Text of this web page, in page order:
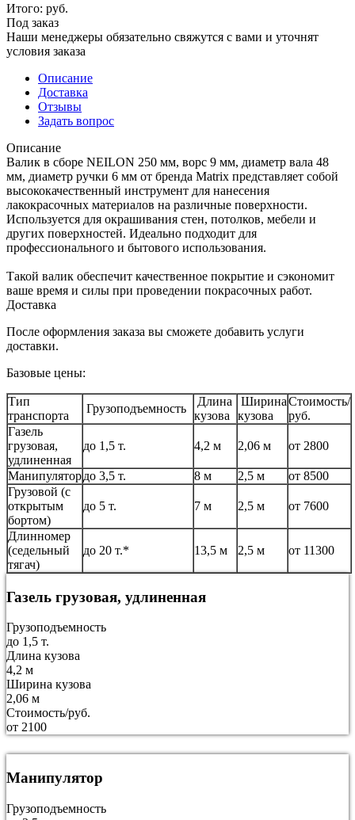
Итого: руб.
Под заказ
Наши менеджеры обязательно свяжутся с вами и уточнят
условия заказа
Описание
Доставка
Отзывы
Задать вопрос
Описание
Валик в сборе NEILON 250 мм, ворс 9 мм, диаметр вала 48
мм, диаметр ручки 6 мм от бренда Matrix представляет собой
высококачественный инструмент для нанесения
лакокрасочных материалов на различные поверхности.
Используется для окрашивания стен, потолков, мебели и
других поверхностей. Идеально подходит для
профессионального и бытового использования.
Такой валик обеспечит качественное покрытие и сэкономит
ваше время и силы при проведении покрасочных работ.
Доставка
После оформления заказа вы сможете добавить услуги
доставки.
Базовые цены:
Тип
транспорта
Грузоподъемность
Длина
кузова
Ширина
кузова
Стоимость/
руб.
Газель
грузовая,
удлиненная
до 1,5 т. 4,2 м 2,06 м от 2800
Манипулятордо 3,5 т. 8 м 2,5 м
от 8500
Грузовой (с
открытым
бортом)
до 5 т. 7 м 2,5 м от 7600
Длинномер
(седельный
тягач)
до 20 т.* 13,5 м 2,5 м от 11300
Газель грузовая, удлиненная
Грузоподъемность
до 1,5 т.
Длина кузова
4,2 м
Ширина кузова
2,06 м
Стоимость/руб.
от 2100
Манипулятор
Грузоподъемность